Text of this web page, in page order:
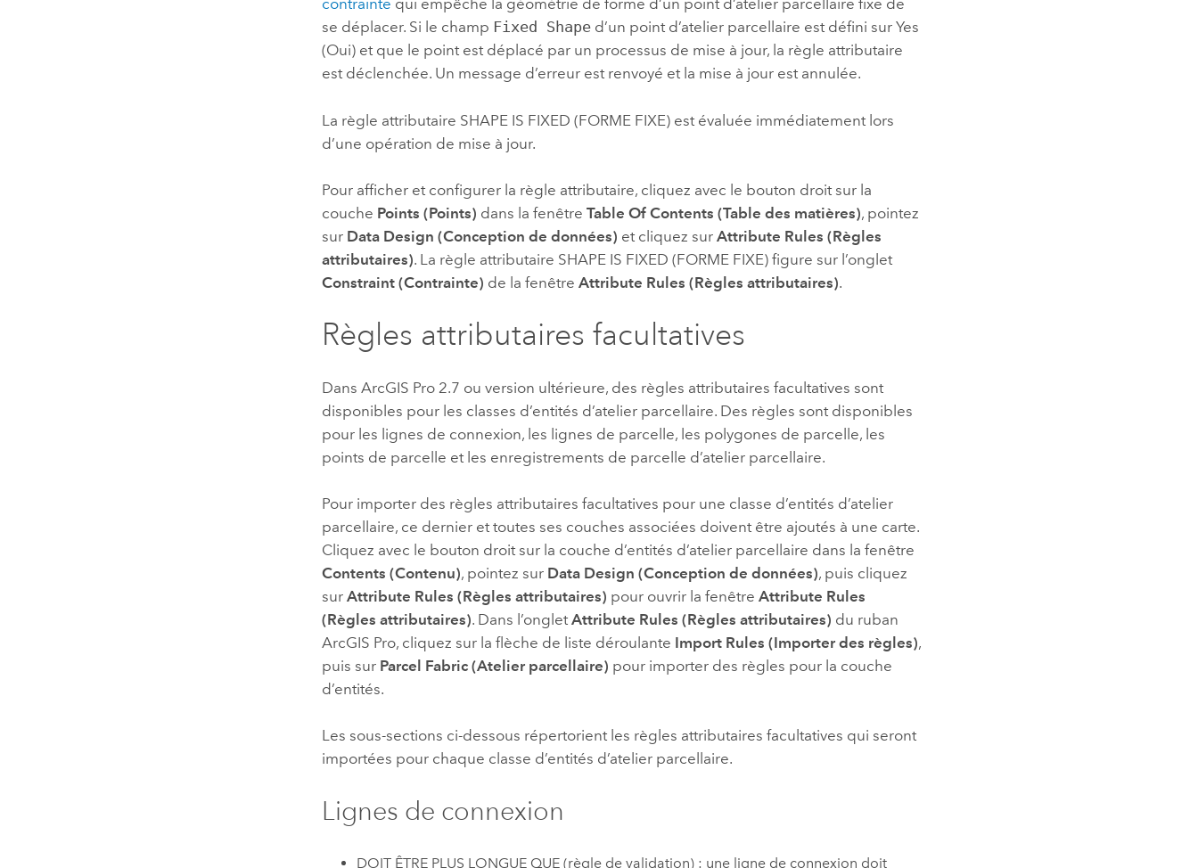
contrainte qui empêche la géométrie de forme d’un point d’atelier parcellaire fixe de
se déplacer. Si le champ Fixed Shape d’un point d’atelier parcellaire est défini sur Yes
(Oui) et que le point est déplacé par un processus de mise à jour, la règle attributaire
est déclenchée. Un message d’erreur est renvoyé et la mise à jour est annulée.
La règle attributaire SHAPE IS FIXED (FORME FIXE) est évaluée immédiatement lors
d’une opération de mise à jour.
Pour afficher et configurer la règle attributaire, cliquez avec le bouton droit sur la
couche Points (Points) dans la fenêtreTable Of Contents (Table des matières), pointez
sur Data Design (Conception de données) et cliquez surAttribute Rules (Règles
attributaires). La règle attributaire SHAPE IS FIXED (FORME FIXE) figure sur l’onglet
Constraint (Contrainte) de la fenêtreAttribute Rules (Règles attributaires).
Règles attributaires facultatives
DansArcGIS Pro 2.7 ou version ultérieure, des règles attributaires facultatives sont
disponibles pour les classes d’entités d’atelier parcellaire. Des règles sont disponibles
pour les lignes de connexion, les lignes de parcelle, les polygones de parcelle, les
points de parcelle et les enregistrements de parcelle d’atelier parcellaire.
Pour importer des règles attributaires facultatives pour une classe d’entités d’atelier
parcellaire, ce dernier et toutes ses couches associées doivent être ajoutés à une carte.
Cliquez avec le bouton droit sur la couche d’entités d’atelier parcellaire dans la fenêtre
Contents (Contenu), pointez sur Data Design (Conception de données), puis cliquez
surAttribute Rules (Règles attributaires) pour ouvrir la fenêtreAttribute Rules
(Règles attributaires). Dans l’ongletAttribute Rules (Règles attributaires) du ruban
ArcGIS Pro, cliquez sur la flèche de liste déroulante Import Rules (Importer des règles),
puis sur Parcel Fabric (Atelier parcellaire) pour importer des règles pour la couche
d’entités.
Les sous-sections ci-dessous répertorient les règles attributaires facultatives qui seront
importées pour chaque classe d’entités d’atelier parcellaire.
Lignes de connexion
DOIT ÊTRE PLUS LONGUE QUE (règle de validation) : une ligne de connexion doit